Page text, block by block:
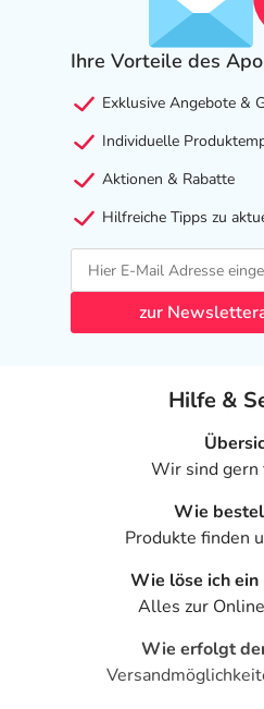
Apotheker. Der therapeutische
als das Risiko, das die
Gegenanzeige in sich birgt.
Nebenwirkungen
Welche unerwünschten
- Übelkeit
- Gewichtszunahme
- Appetitsteigerung
- Kopfschmerzen
- Schwindel
- Selbstmordgedanken
- Wassereinlagerungen
- Trockener Mund
- Vollständiger oder teilweiser
bzw. Merkfähigkeit (Amnesie)
- Rückenschmerzen durch
- Ungewöhnliche Träume
Ihre Vorteile des
Exklusive Angebote &
Individuelle
Aktionen & Rabatte
Hilfreiche Tipps zu
zur
Hilfe &
Wir sind gern
Wie
Produkte finden
Wie löse ich ein
Alles zur
Wie erfolgt